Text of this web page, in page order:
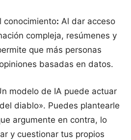
conocimiento: Al dar acceso
compleja, resúmenes y
que más personas
basadas en datos.
modelo de IA puede actuar
diablo». Puedes plantearle
argumente en contra, lo
y cuestionar tus propios